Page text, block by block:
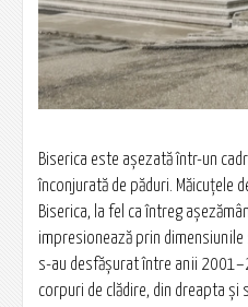
Biserica este așezată într-un
înconjurată de păduri. Măicuțele
Biserica, la fel ca întreg
impresionează prin
s-au desfăşurat între anii
corpuri de clădire, din dreapta şi